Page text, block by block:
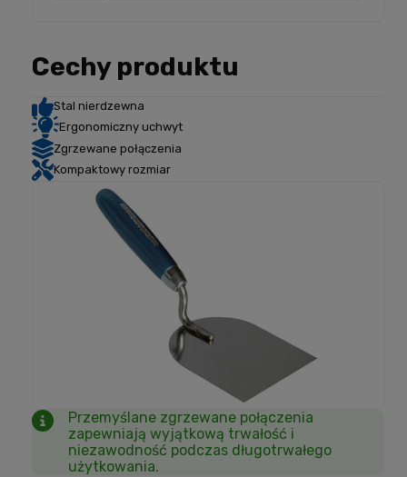
Cechy produktu
Stal nierdzewna
Ergonomiczny uchwyt
Zgrzewane połączenia
Kompaktowy rozmiar
Przemyślane zgrzewane połączenia
zapewniają wyjątkową trwałość i
niezawodność podczas długotrwałego
użytkowania.